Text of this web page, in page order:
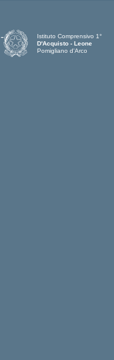
Istituto Comprensivo 1°
D'Acquisto - Leone
Pomigliano d'Arco